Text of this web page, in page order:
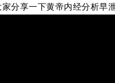
分享一下黄帝内经分析早